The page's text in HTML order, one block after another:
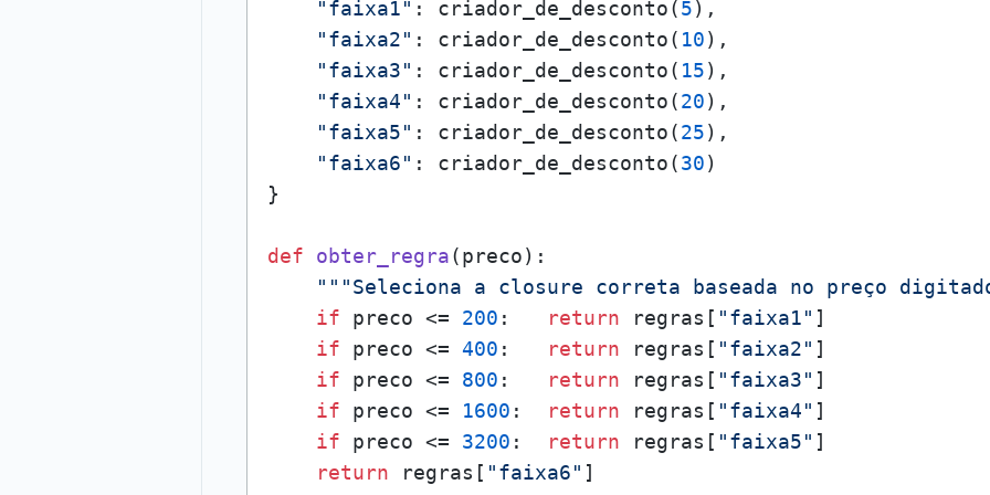
"faixa1" : criador_de_desconto(5),
"faixa2" : criador_de_desconto( 10),
"faixa3" : criador_de_desconto( 15),
"faixa4" : criador_de_desconto(20),
"faixa5" : criador_de_desconto(25),
"faixa6" : criador_de_desconto(30)
}
def obter_regra(preco):
"""Seleciona a closure correta baseada no preço
if preco <= 200 : return regras[ "faixa1" ]
if preco <= 400 : return regras[ "faixa2" ]
if preco <= 800 : return regras[ "faixa3" ]
if preco <= 1600 : return regras[ "faixa4" ]
if preco <= 3200 : return regras[ "faixa5" ]
return regras[ "faixa6" ]